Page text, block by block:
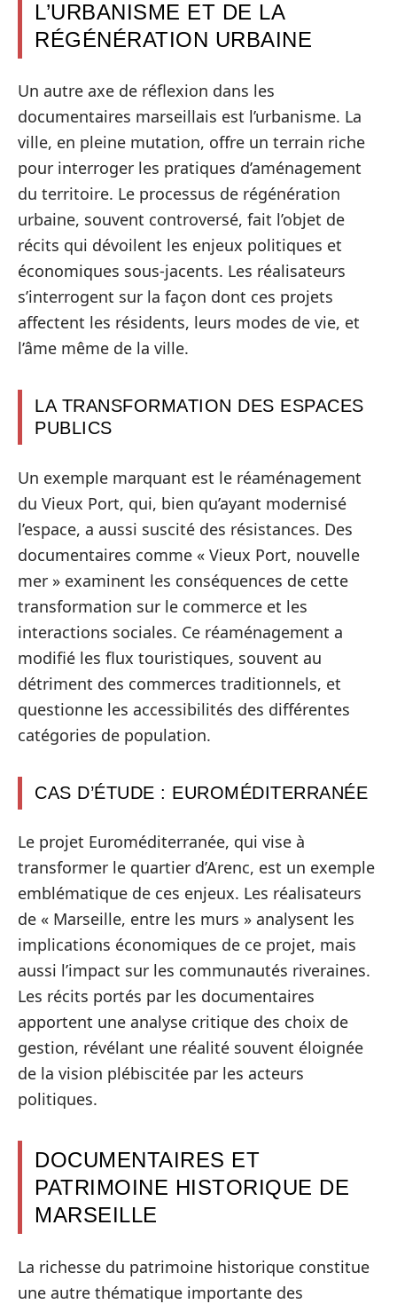
L’URBANISME ET DE LA
RÉGÉNÉRATION URBAINE
Un autre axe de réflexion dans les
documentaires marseillais est l’urbanisme. La
ville, en pleine mutation, offre un terrain riche
pour interroger les pratiques d’aménagement
du territoire. Le processus de régénération
urbaine, souvent controversé, fait l’objet de
récits qui dévoilent les enjeux politiques et
économiques sous-jacents. Les réalisateurs
s’interrogent sur la façon dont ces projets
affectent les résidents, leurs modes de vie, et
l’âme même de la ville.
LA TRANSFORMATION DES ESPACES
PUBLICS
Un exemple marquant est le réaménagement
du Vieux Port, qui, bien qu’ayant modernisé
l’espace, a aussi suscité des résistances. Des
documentaires comme « Vieux Port, nouvelle
mer » examinent les conséquences de cette
transformation sur le commerce et les
interactions sociales. Ce réaménagement a
modifié les flux touristiques, souvent au
détriment des commerces traditionnels, et
questionne les accessibilités des différentes
catégories de population.
CAS D’ÉTUDE : EUROMÉDITERRANÉE
Le projet Euroméditerranée, qui vise à
transformer le quartier d’Arenc, est un exemple
emblématique de ces enjeux. Les réalisateurs
de « Marseille, entre les murs » analysent les
implications économiques de ce projet, mais
aussi l’impact sur les communautés riveraines.
Les récits portés par les documentaires
apportent une analyse critique des choix de
gestion, révélant une réalité souvent éloignée
de la vision plébiscitée par les acteurs
politiques.
DOCUMENTAIRES ET
PATRIMOINE HISTORIQUE DE
MARSEILLE
La richesse du patrimoine historique constitue
une autre thématique importante des